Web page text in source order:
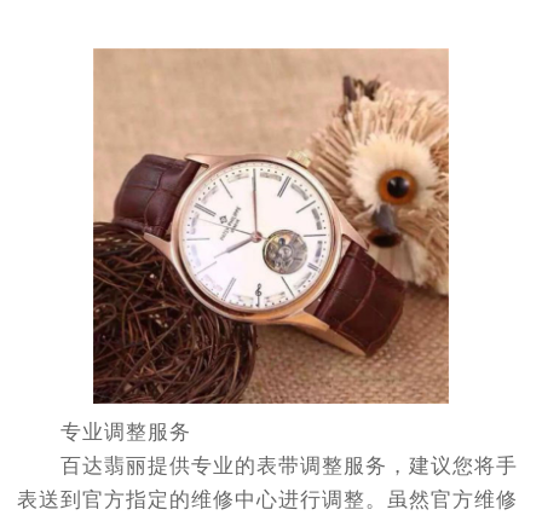
专业调整服务
百达翡丽提供专业的表带调整服务，建议您将手
表送到官方指定的维修中心进行调整。虽然官方维修